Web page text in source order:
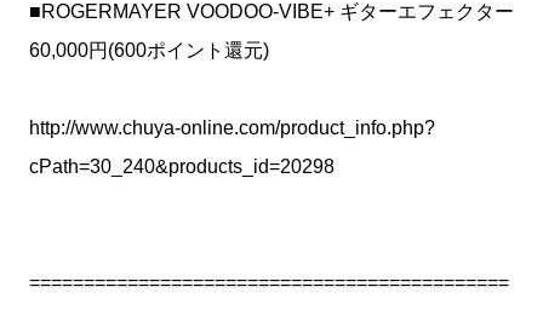
■ROGERMAYER VOODOO-VIBE+ ギターエフェクター
60,000円(600ポイント還元)
http://www.chuya-online.com/product_info.php?
cPath=30_240&products_id=20298
============================================